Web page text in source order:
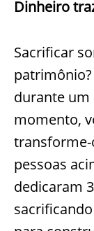
Dinheiro
Sacrificar
durante um
momento,
transforme-
pessoas
dedicaram